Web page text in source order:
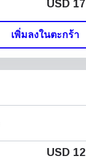
USD 17
เพิ่มลงในตะกร้า
USD 12